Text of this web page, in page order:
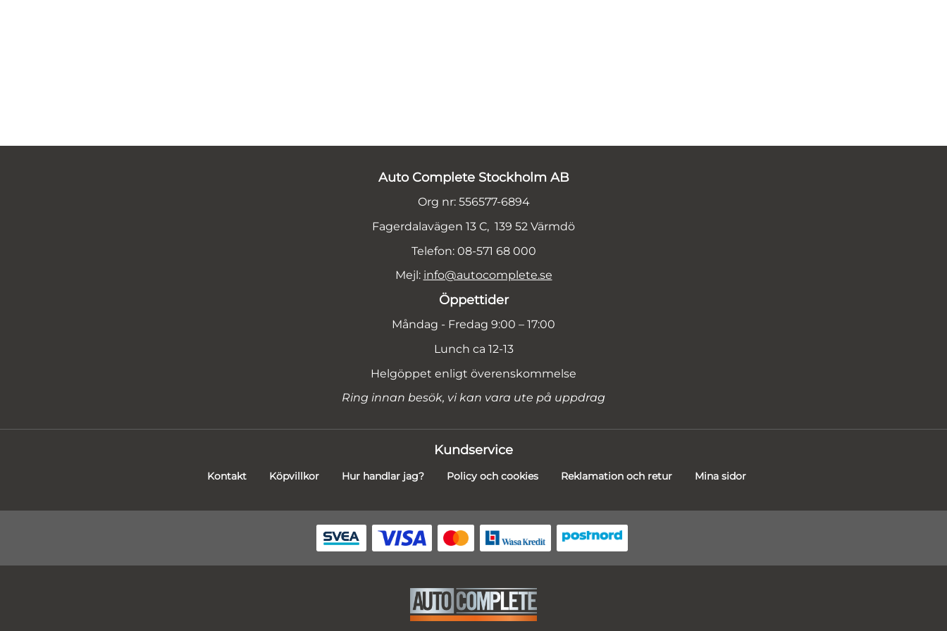
Auto Complete Stockholm AB
Org nr: 556577-6894
Fagerdalavägen 13 C, 139 52 Värmdö
Telefon: 08-571 68 000
Mejl: info@autocomplete.se
Öppettider
Måndag - Fredag 9:00 – 17:00
Lunch ca 12-13
Helgöppet enligt överenskommelse
Ring innan besök, vi kan vara ute på uppdrag
Kundservice
Kontakt Köpvillkor Hur handlar jag? Policy och cookies Reklamation och retur Mina sidor